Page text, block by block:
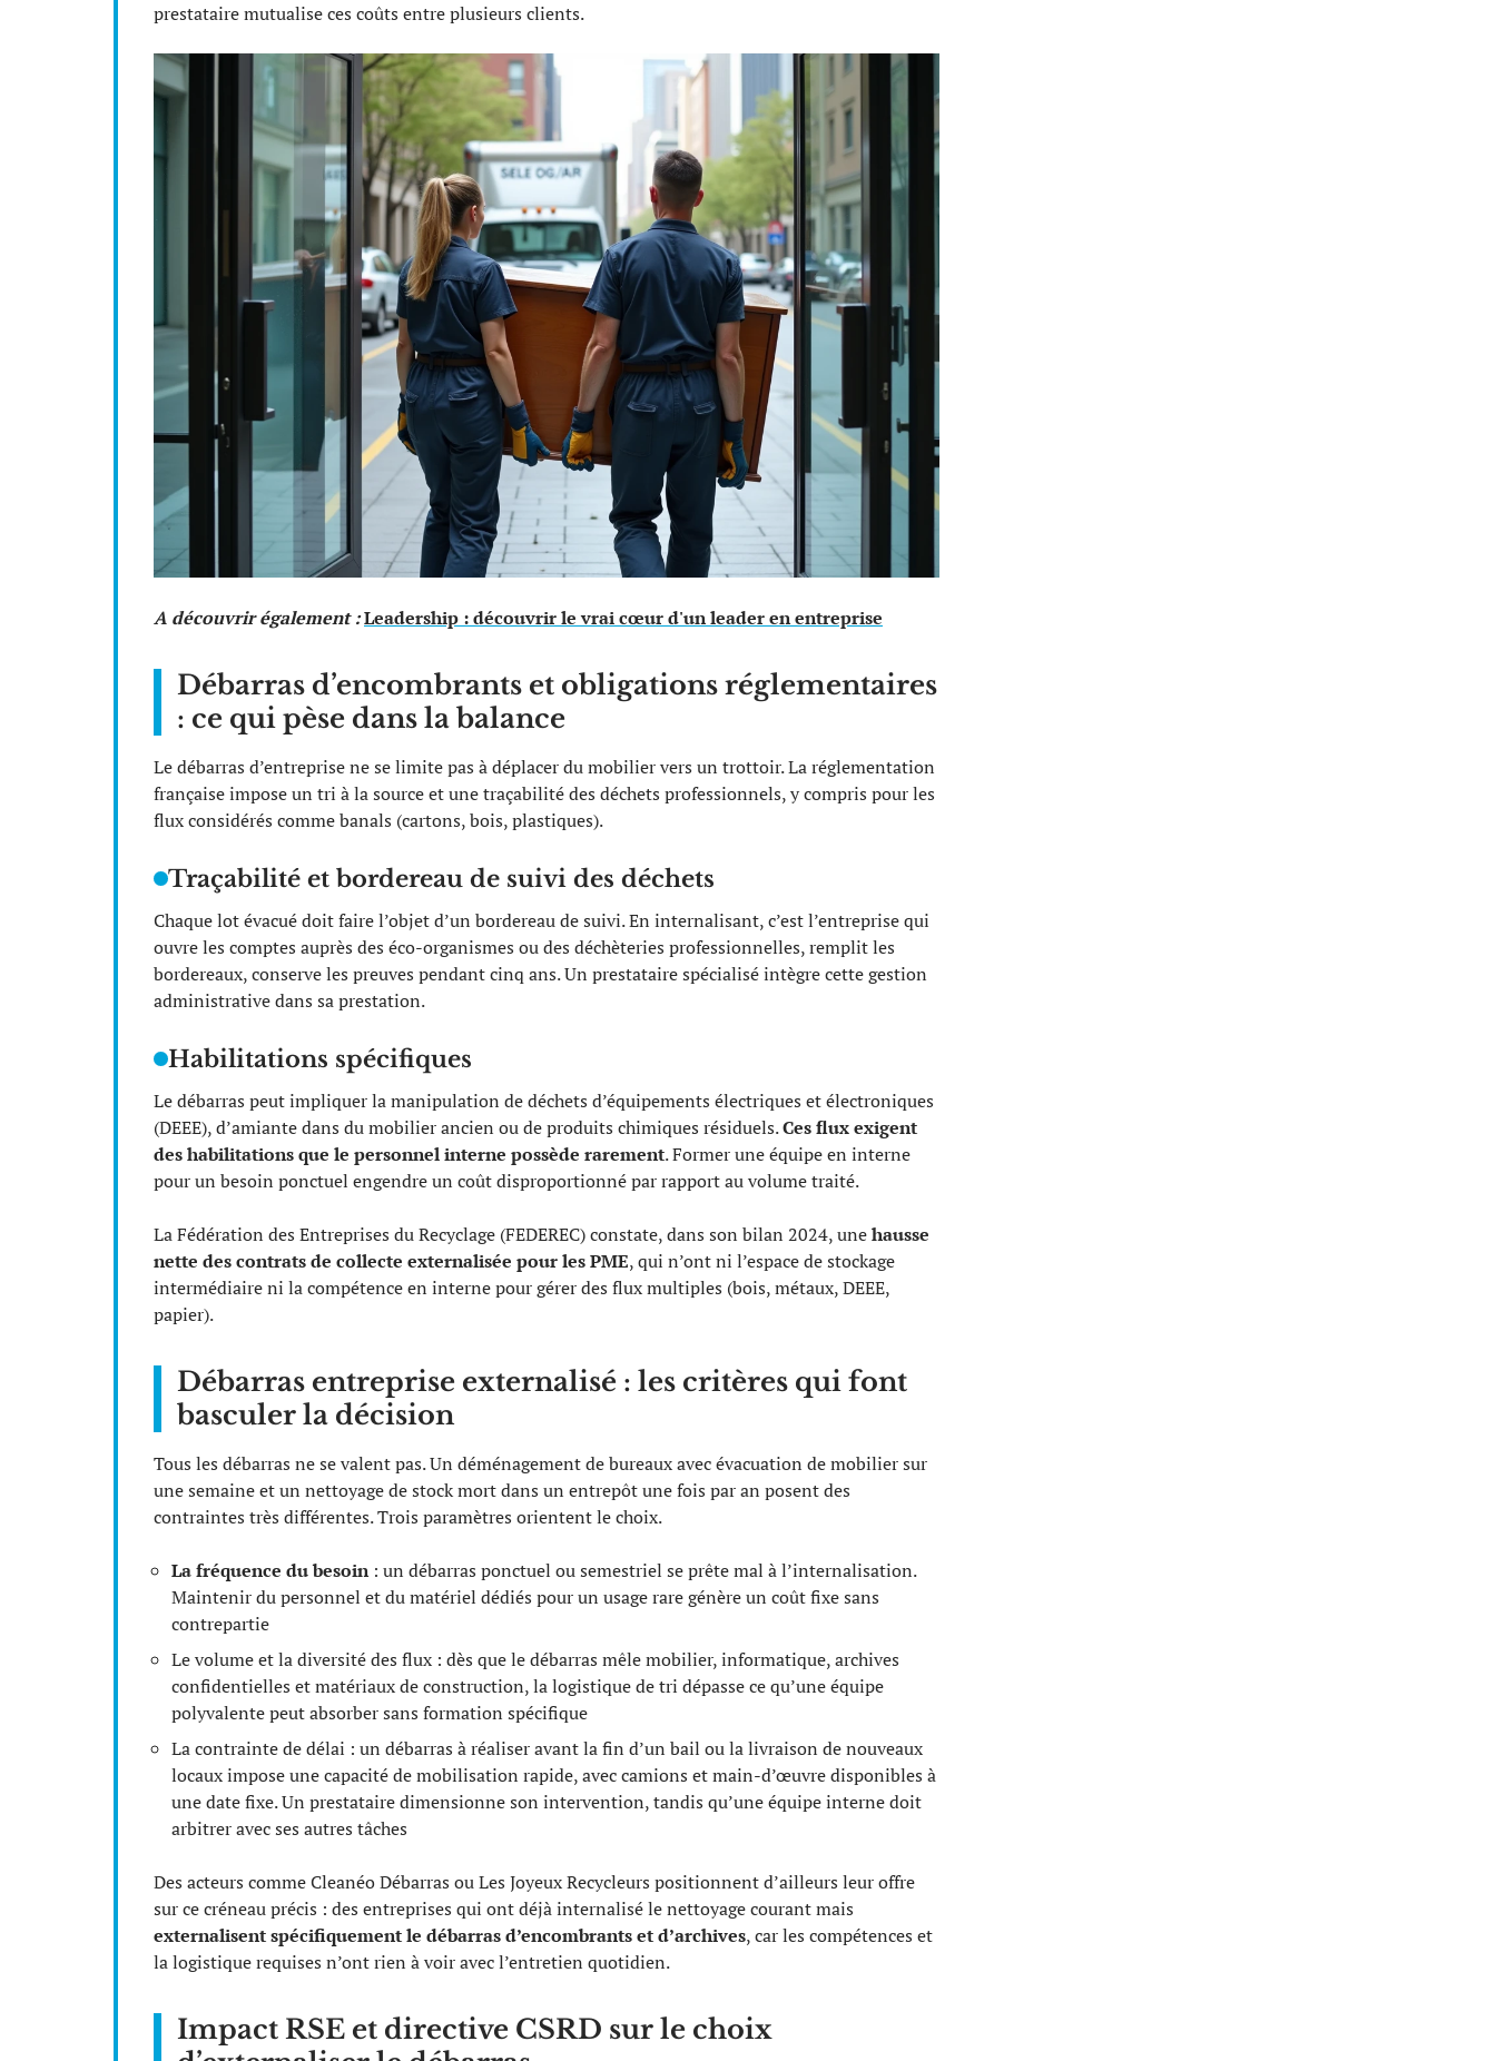
prestataire mutualise ces coûts entre plusieurs clients.
A découvrir également :Leadership : découvrir le vrai cœur d'un leader en entreprise
Débarras d’encombrants et obligations réglementaires
: ce qui pèse dans la balance
Le débarras d’entreprise ne se limite pas à déplacer du mobilier vers un trottoir. La réglementation
française impose un tri à la source et une traçabilité des déchets professionnels, y compris pour les
flux considérés comme banals (cartons, bois, plastiques).
Traçabilité et bordereau de suivi des déchets
Chaque lot évacué doit faire l’objet d’un bordereau de suivi. En internalisant, c’est l’entreprise qui
ouvre les comptes auprès des éco-organismes ou des déchèteries professionnelles, remplit les
bordereaux, conserve les preuves pendant cinq ans. Un prestataire spécialisé intègre cette gestion
administrative dans sa prestation.
Habilitations spécifiques
Le débarras peut impliquer la manipulation de déchets d’équipements électriques et électroniques
(DEEE), d’amiante dans du mobilier ancien ou de produits chimiques résiduels.Ces flux exigent
des habilitations que le personnel interne possède rarement. Former une équipe en interne
pour un besoin ponctuel engendre un coût disproportionné par rapport au volume traité.
La Fédération des Entreprises du Recyclage (FEDEREC) constate, dans son bilan 2024, unehausse
nette des contrats de collecte externalisée pour les PME, qui n’ont ni l’espace de stockage
intermédiaire ni la compétence en interne pour gérer des flux multiples (bois, métaux, DEEE,
papier).
Débarras entreprise externalisé : les critères qui font
basculer la décision
Tous les débarras ne se valent pas. Un déménagement de bureaux avec évacuation de mobilier sur
une semaine et un nettoyage de stock mort dans un entrepôt une fois par an posent des
contraintes très différentes. Trois paramètres orientent le choix.
La fréquence du besoin: un débarras ponctuel ou semestriel se prête mal à l’internalisation.
Maintenir du personnel et du matériel dédiés pour un usage rare génère un coût fixe sans
contrepartie
Le volume et la diversité des flux : dès que le débarras mêle mobilier, informatique, archives
confidentielles et matériaux de construction, la logistique de tri dépasse ce qu’une équipe
polyvalente peut absorber sans formation spécifique
La contrainte de délai : un débarras à réaliser avant la fin d’un bail ou la livraison de nouveaux
locaux impose une capacité de mobilisation rapide, avec camions et main-d’œuvre disponibles à
une date fixe. Un prestataire dimensionne son intervention, tandis qu’une équipe interne doit
arbitrer avec ses autres tâches
Des acteurs comme Cleanéo Débarras ou Les Joyeux Recycleurs positionnent d’ailleurs leur offre
sur ce créneau précis : des entreprises qui ont déjà internalisé le nettoyage courant mais
externalisent spécifiquement le débarras d’encombrants et d’archives, car les compétences et
la logistique requises n’ont rien à voir avec l’entretien quotidien.
Impact RSE et directive CSRD sur le choix